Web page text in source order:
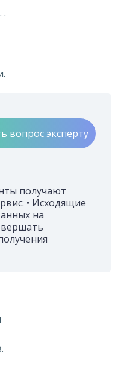
.
вопрос эксперту
получают
• Исходящие
на